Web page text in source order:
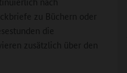
zu Büchern oder
die
zusätzlich über den